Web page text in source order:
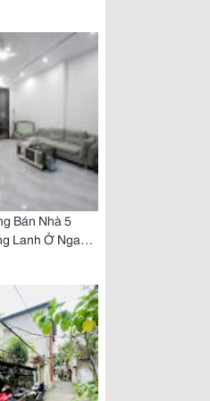
Hoàng Mai
Bán Nhà 5
Lanh Ở Ngay
Hoàng Mai